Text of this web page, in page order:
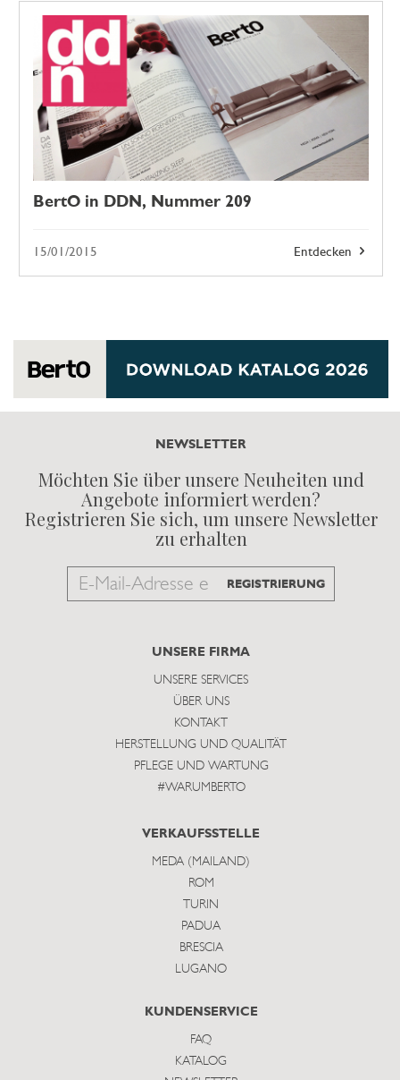
BertO in DDN, Nummer 209
Entdecken
15/01/2015
NEWSLETTER
Möchten Sie über unsere Neuheiten und
Angebote informiert werden?
Registrieren Sie sich, um unsere Newsletter
zu erhalten
Email
subscribe
REGISTRIERUNG
UNSERE FIRMA
UNSERE SERVICES
ÜBER UNS
KONTAKT
HERSTELLUNG UND QUALITÄT
PFLEGE UND WARTUNG
#WARUMBERTO
VERKAUFSSTELLE
MEDA (MAILAND)
ROM
TURIN
PADUA
BRESCIA
LUGANO
KUNDENSERVICE
FAQ
KATALOG